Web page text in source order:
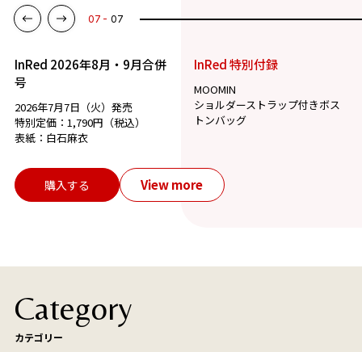
07 07
InRed 2026年8月・9月合併
号
2026年7月7日（火）発売
特別定価：1,790円（税込）
表紙：白石麻衣
InRed 特別付録
MOOMIN
ショルダーストラップ付きボス
トンバッグ
購入する View more
Category
カテゴリー